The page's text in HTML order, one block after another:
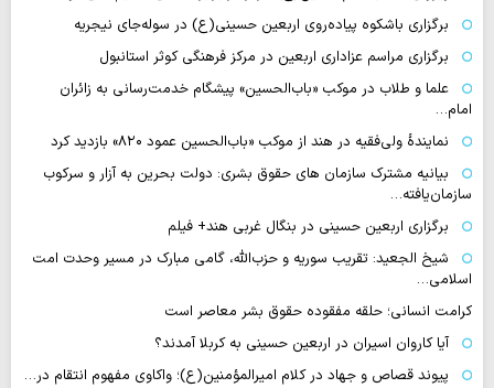
برگزاری باشکوه پیاده‌روی اربعین حسینی(ع) در سوله‌جای نیجریه
برگزاری مراسم عزاداری اربعین در مرکز فرهنگی کوثر استانبول
علما و طلاب در موکب «باب‌الحسین» پیشگام خدمت‌رسانی به زائران
امام…
نمایندهٔ ولی‌فقیه در هند از موکب «باب‌الحسین عمود ۸۲۰» بازدید کرد
بیانیه مشترک سازمان های حقوق بشری: دولت بحرین به آزار و سرکوب
سازمان‌یافته…
برگزاری اربعین حسینی در بنگال غربی هند+ فیلم
شیخ الجعید: تقریب سوریه و حزب‌الله، گامی مبارک در مسیر وحدت امت
اسلامی…
کرامت انسانی؛ حلقه مفقوده حقوق بشر معاصر است
آیا کاروان اسیران در اربعین حسینی به کربلا آمدند؟
پیوند قصاص و جهاد در کلام امیرالمؤمنین(ع)؛ واکاوی مفهوم انتقام در…